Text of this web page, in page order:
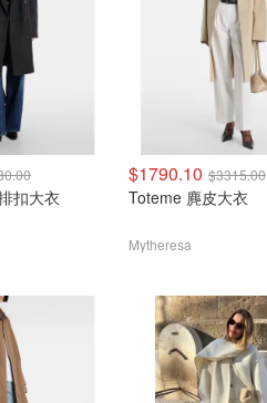
扣大衣
$1790.10 $3315.00
Toteme 麂皮大衣
Mytheresa